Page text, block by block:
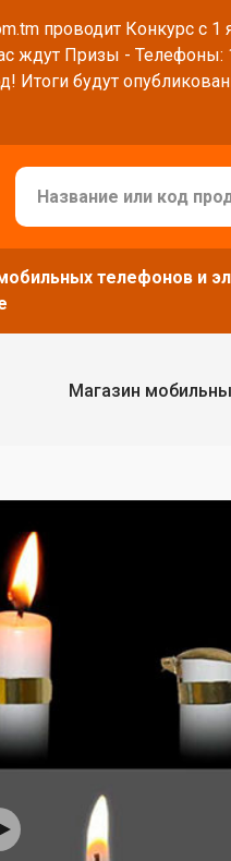
проводит Конкурс с
ждут Призы - Телефоны:
Итоги будут
телефонов и
Магазин